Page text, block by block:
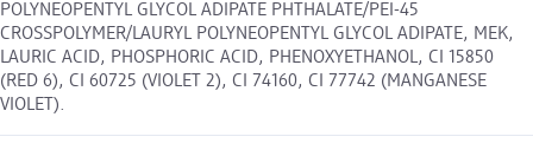
POLYNEOPENTYL GLYCOL ADIPATE PHTHALATE/PEI-45
CROSSPOLYMER/LAURYL POLYNEOPENTYL GLYCOL ADIPATE, MEK,
LAURIC ACID, PHOSPHORIC ACID, PHENOXYETHANOL, CI 15850
(RED 6), CI 60725 (VIOLET 2), CI 74160, CI 77742 (MANGANESE
VIOLET).